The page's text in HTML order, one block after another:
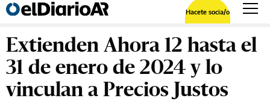
Hacete socia/o
Extienden Ahora 12 hasta el
31 de enero de 2024 y lo
vinculan a Precios Justos